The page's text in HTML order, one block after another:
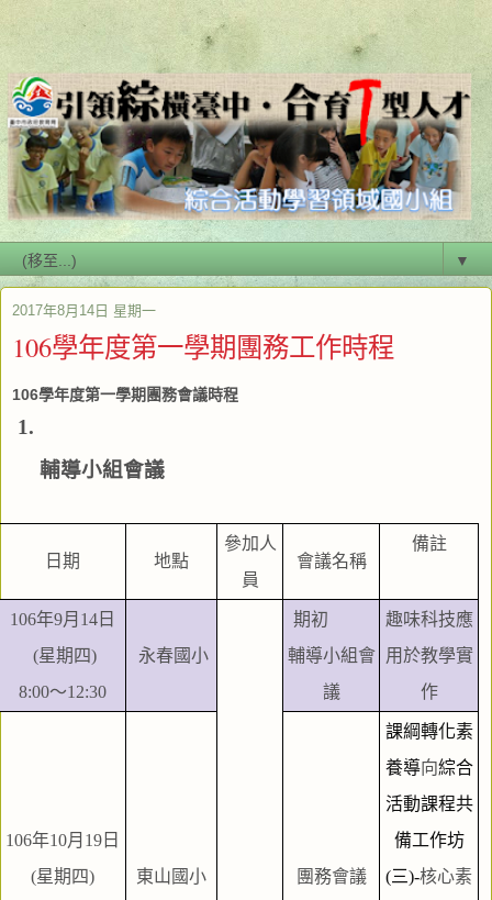
▼
2017年8月14日 星期一
106學年度第一學期團務工作時程
106學年度第一學期團務會議時程
輔導小組會議
日期 地點
參加人
員
會議名稱
備註
106年9月14日
(星期四)
8:00～12:30
永春國小
期初
輔導小組會
議
趣味科技應
用於教學實
作
106年10月19日
(星期四)
東山國小 團務會議
課綱轉化素
養導向綜合
活動課程共
備工作坊
(三)-核心素